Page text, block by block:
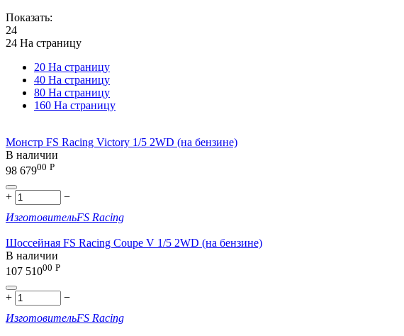
Показать:
24
24 На страницу
20 На страницу
40 На страницу
80 На страницу
160 На страницу
Монстр FS Racing Victory 1/5 2WD (на бензине)
В наличии
98 67900 Р
+
−
ИзготовительFS Racing
Шоссейная FS Racing Coupe V 1/5 2WD (на бензине)
В наличии
107 51000 Р
+
−
ИзготовительFS Racing